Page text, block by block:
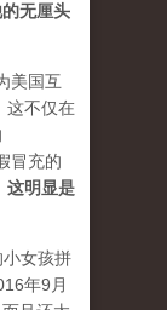
无厘头
美国互
这不仅在
冒充的
这明显是
女孩拼
年9月